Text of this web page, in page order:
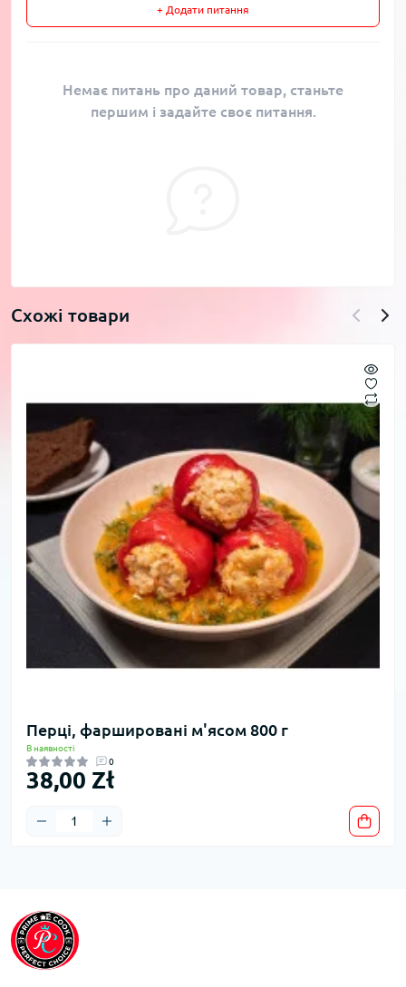
+ Додати питання
Немає питань про даний товар, станьте
першим і задайте своє питання.
Схожі товари
Перці, фаршировані м'ясом 800 г
В наявності
0
38,00 Zł